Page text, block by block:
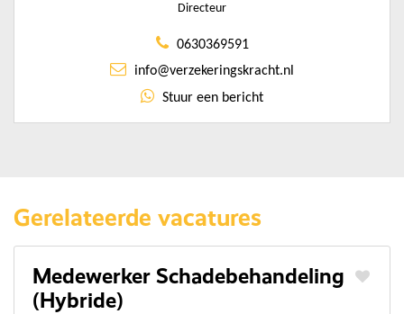
Directeur
0630369591
info@verzekeringskracht.nl
Stuur een bericht
Gerelateerde vacatures
Medewerker Schadebehandeling
(Hybride)